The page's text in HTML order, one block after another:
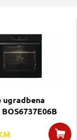
ugradbena